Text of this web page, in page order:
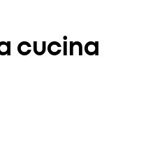
cucina